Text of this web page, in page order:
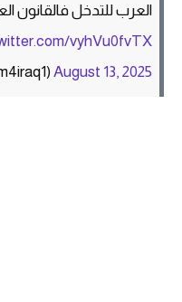
العرب للتدخل فالقانون
vyhVu0fvTX
August 13, 2025